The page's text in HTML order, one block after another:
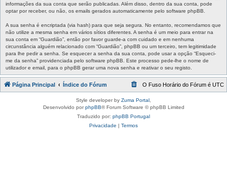
informações da sua conta que serão publicadas. Além disso, dentro da sua conta, pode
optar por receber, ou não, os emails gerados automaticamente pelo software phpBB.
A sua senha é encriptada (via hash) para que seja segura. No entanto, recomendamos que
não utilize a mesma senha em vários sítios diferentes. A senha é um meio para entrar na
sua conta em “Guardião”, então por favor guarde-a com cuidado e em nenhuma
circunstância alguém relacionado com “Guardião”, phpBB ou um terceiro, tem legitimidade
para lhe pedir a senha. Se esquecer a senha da sua conta, pode usar a opção “Esqueci-
me da senha” providenciada pelo software phpBB. Este processo pede-lhe o nome de
utilizador e email, para o phpBB gerar uma nova senha e reativar o seu registo.
Página Principal Índice do Fórum O Fuso Horário do Fórum é UTC
Style developer by Zuma Portal
Desenvolvido porphpBB® Forum Software © phpBB Limited
Traduzido por: phpBB Portugal
Privacidade | Termos